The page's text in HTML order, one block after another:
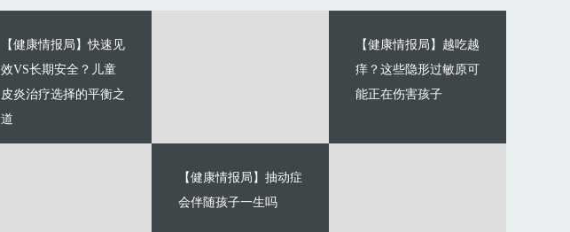
【健康情报局】快速见
效VS长期安全？儿童
皮炎治疗选择的平衡之
道
【健康情报局】越吃越
痒？这些隐形过敏原可
能正在伤害孩子
【健康情报局】抽动症
会伴随孩子一生吗